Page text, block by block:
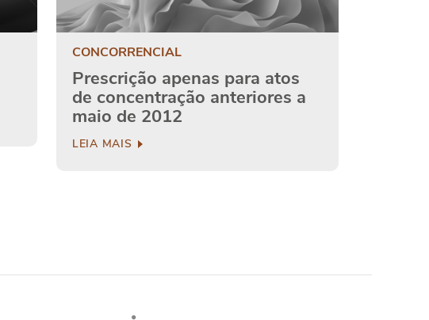
CONCORRENCIAL
Prescrição apenas para atos
de concentração anteriores a
maio de 2012
LEIA MAIS